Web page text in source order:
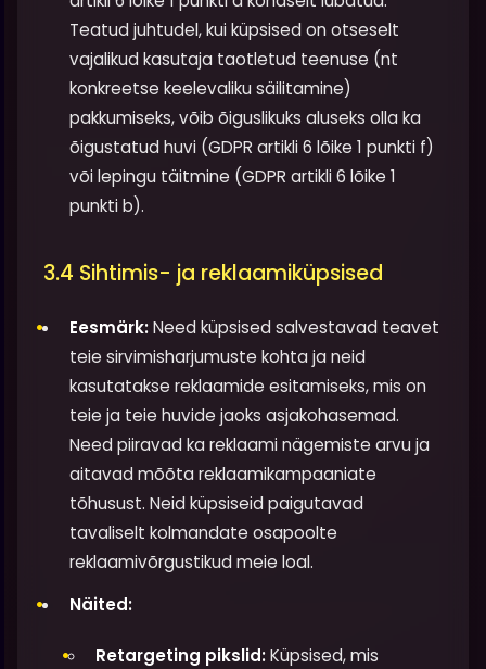
Teatud juhtudel, kui küpsised on otseselt
vajalikud kasutaja taotletud teenuse (nt
konkreetse keelevaliku säilitamine)
pakkumiseks, võib õiguslikuks aluseks olla ka
õigustatud huvi (GDPR artikli 6 lõike 1 punkti f)
või lepingu täitmine (GDPR artikli 6 lõike 1
punkti b).
3.4 Sihtimis- ja reklaamiküpsised
Eesmärk:Need küpsised salvestavad teavet
teie sirvimisharjumuste kohta ja neid
kasutatakse reklaamide esitamiseks, mis on
teie ja teie huvide jaoks asjakohasemad.
Need piiravad ka reklaami nägemiste arvu ja
aitavad mõõta reklaamikampaaniate
tõhusust. Neid küpsiseid paigutavad
tavaliselt kolmandate osapoolte
reklaamivõrgustikud meie loal.
Näited:
Retargeting pikslid:Küpsised, mis